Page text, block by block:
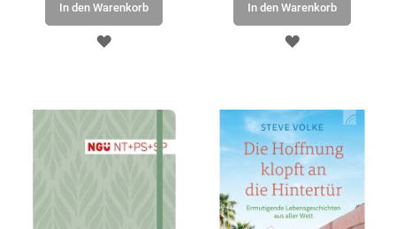
In den Warenkorb
ZUR
In den Warenkorb
ZUR